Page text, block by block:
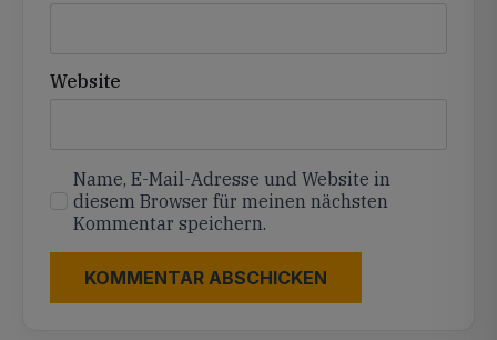
Website
Name, E-Mail-Adresse und Website in
diesem Browser für meinen nächsten
Kommentar speichern.